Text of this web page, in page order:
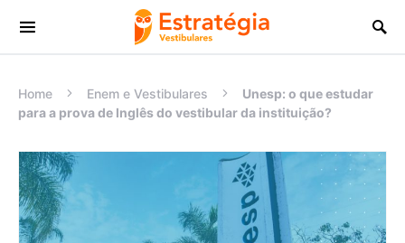
Procurar:
Home Enem e Vestibulares
Unesp: o que estudar
para a prova de Inglês do vestibular da instituição?